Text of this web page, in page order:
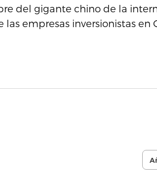
del gigante chino de la
empresas inversionistas en